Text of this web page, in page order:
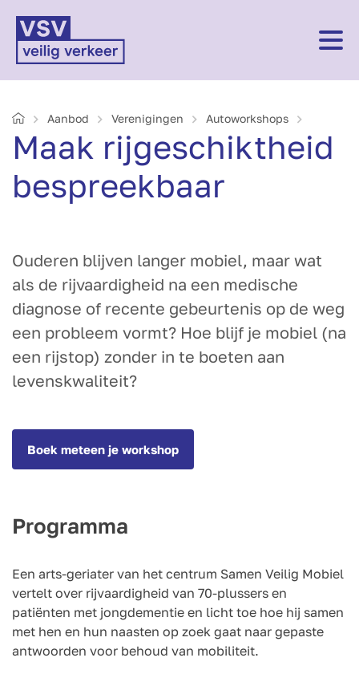
HomeAanbod Verenigingen Autoworkshops
Maak rijgeschiktheid
bespreekbaar
Ouderen blijven langer mobiel, maar wat
als de rijvaardigheid na een medische
diagnose of recente gebeurtenis op de weg
een probleem vormt? Hoe blijf je mobiel (na
een rijstop) zonder in te boeten aan
levenskwaliteit?
Boek meteen je workshop
Programma
Een arts-geriater van het centrum Samen Veilig Mobiel
vertelt over rijvaardigheid van 70-plussers en
patiënten met jongdementie en licht toe hoe hij samen
met hen en hun naasten op zoek gaat naar gepaste
antwoorden voor behoud van mobiliteit.